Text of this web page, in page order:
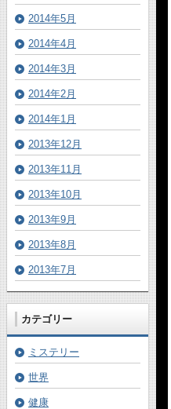
2014年5月
2014年4月
2014年3月
2014年2月
2014年1月
2013年12月
2013年11月
2013年10月
2013年9月
2013年8月
2013年7月
カテゴリー
ミステリー
世界
健康